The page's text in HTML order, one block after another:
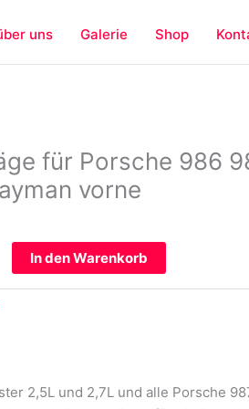
uns Galerie Shop
für Porsche 986
vorne
In den Warenkorb
2,5L und 2,7L und alle Porsche